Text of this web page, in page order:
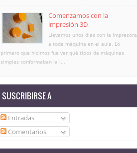
Comenzamos con la
impresión 3D
Llevamos unos días con la impresora
a toda máquina en el aula. Lo
primero que hicimos fue ver qué tipos de máquinas
simples conformaban la i...
SUSCRIBIRSE A
Entradas
Comentarios